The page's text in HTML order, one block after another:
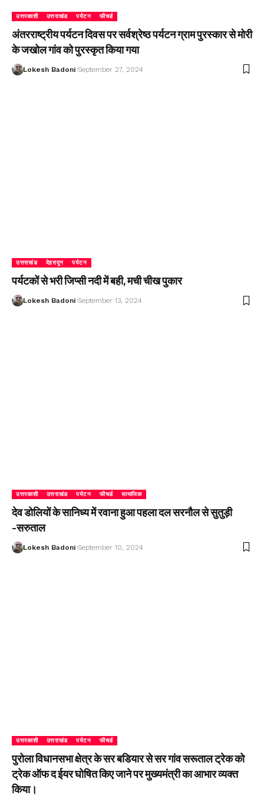
उत्तरकाशी उत्तराखंड पर्यटन फीचर्ड
अंतरराष्ट्रीय पर्यटन दिवस पर सर्वश्रेष्ठ पर्यटन ग्राम पुरस्कार से मोरी
के जखोल गांव को पुरस्कृत किया गया
Lokesh Badoni September 27, 2024
उत्तराखंड देहरादून पर्यटन
पर्यटकों से भरी जिप्सी नदी में बही, मची चीख पुकार
Lokesh Badoni September 13, 2024
उत्तरकाशी उत्तराखंड पर्यटन फीचर्ड सामाजिक
देव डोलियों के सानिध्य में रवाना हुआ पहला दल सरनौल से सुतुड़ी
-सरुताल
Lokesh Badoni September 10, 2024
उत्तरकाशी उत्तराखंड पर्यटन फीचर्ड
पुरोला विधानसभा क्षेत्र के सर बडियार से सर गांव सरूताल ट्रेक को
ट्रेक ऑफ द ईयर घोषित किए जाने पर मुख्यमंत्री का आभार व्यक्त
किया।